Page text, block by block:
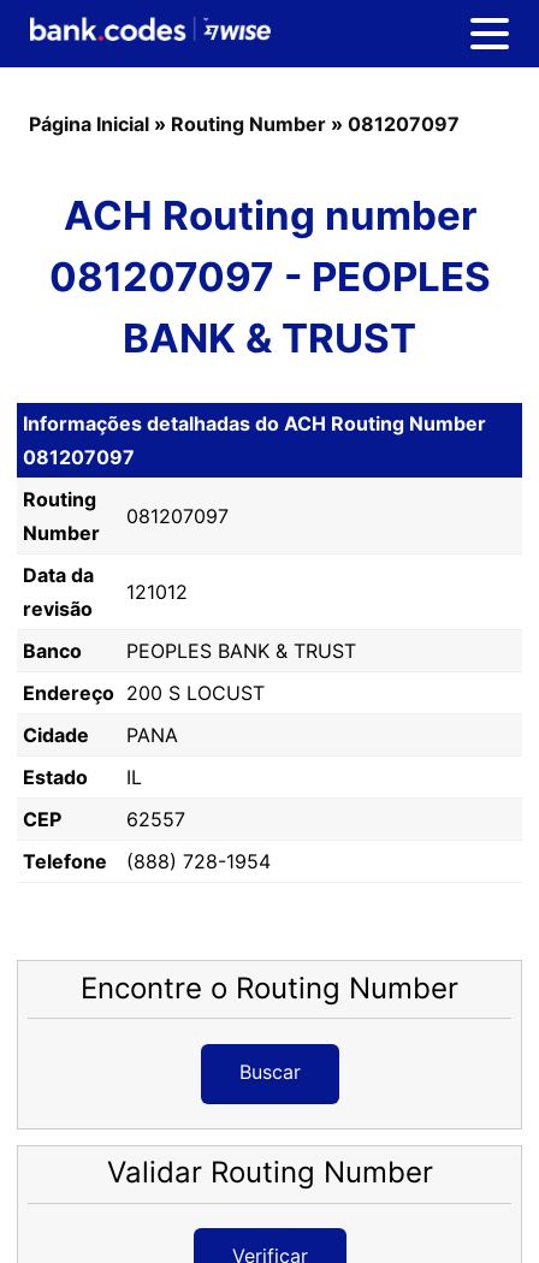
Página Inicial » Routing Number » 081207097
ACH Routing number
081207097 - PEOPLES
BANK & TRUST
Informações detalhadas do ACH Routing Number
081207097
Routing
Number
081207097
Data da
revisão
121012
Banco
PEOPLES BANK & TRUST
Endereço 200 S LOCUST
Cidade
PANA
Estado
IL
CEP
62557
Telefone
(888) 728-1954
Encontre o Routing Number
Buscar
Validar Routing Number
Verificar